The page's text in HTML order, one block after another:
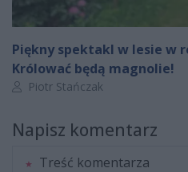
Piękny spektakl w lesie w
Królować będą magnolie!
Autor artykułu:
Piotr Stańczak
Napisz komentarz
Treść komentarza